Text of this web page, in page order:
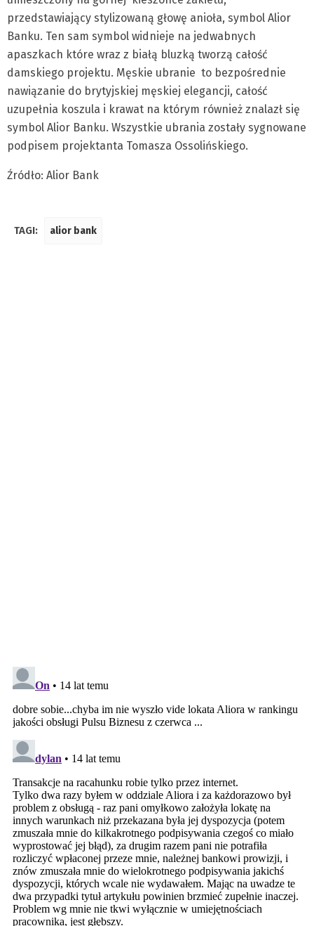
przedstawiający stylizowaną głowę anioła, symbol Alior
Banku. Ten sam symbol widnieje na jedwabnych
apaszkach które wraz z białą bluzką tworzą całość
damskiego projektu. Męskie ubranie to bezpośrednie
nawiązanie do brytyjskiej męskiej elegancji, całość
uzupełnia koszula i krawat na którym również znalazł się
symbol Alior Banku. Wszystkie ubrania zostały sygnowane
podpisem projektanta Tomasza Ossolińskiego.
Źródło: Alior Bank
TAGI: alior bank